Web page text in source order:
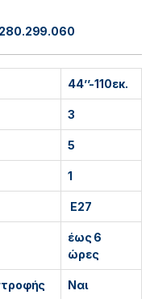
280.299.060
44’’-110εκ.
3
5
1
E27
έως 6
ώρες
Ναι